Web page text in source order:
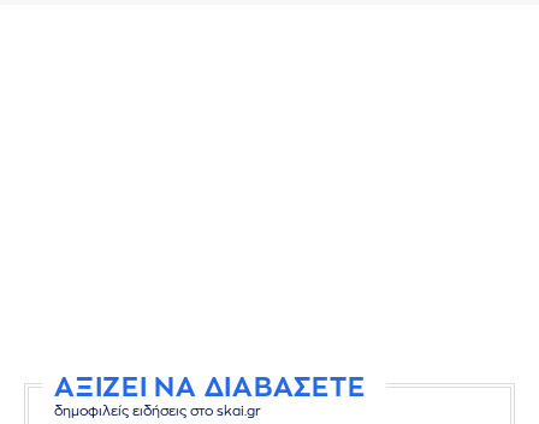
ΑΞΙΖΕΙ ΝΑ ΔΙΑΒΑΣΕΤΕ
δημοφιλείς ειδήσεις στο skai.gr